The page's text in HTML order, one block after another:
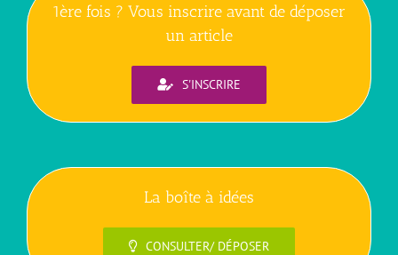
1ère fois ? Vous inscrire avant de déposer
un article
S'INSCRIRE
La boîte à idées
CONSULTER/ DÉPOSER